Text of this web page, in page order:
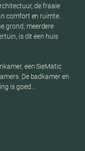
de fraaie
comfort en ruimte.
grond, meerdere
is dit een huis
een SieMatic
De badkamer en
is goed…